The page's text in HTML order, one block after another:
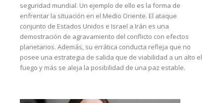
seguridad mundial. Un ejemplo de ello es la forma de
enfrentar la situación en el Medio Oriente. El ataque
conjunto de Estados Unidos e Israel a Irán es una
demostración de agravamiento del conflicto con efectos
planetarios. Además, su errática conducta refleja que no
posee una estrategia de salida que de viabilidad a un alto el
fuego y más se aleja la posibilidad de una paz estable.